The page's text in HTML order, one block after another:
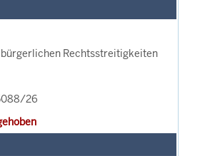
bürgerlichen Rechtsstreitigkeiten
26